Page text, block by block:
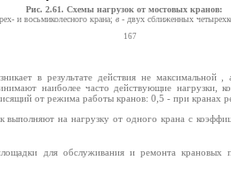
Рис. 2.61. Схемы нагрузок от мостовых кранов:
и восьмиколесного крана; в- двух сближенных
167
в результате действия не
наиболее часто действующие нагрузки,
от режима работы кранов: 0,5 - при
выполняют на нагрузку от одного крана с
для обслуживания и ремонта крановых